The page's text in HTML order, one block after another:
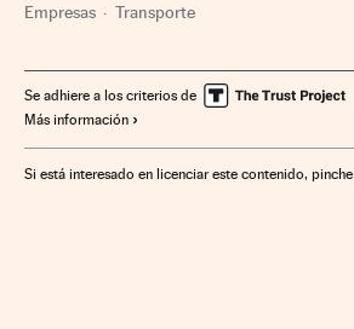
Empresas Transporte
Se adhiere a los criterios de
Más información
Si está interesado en licenciar este contenido, pinche